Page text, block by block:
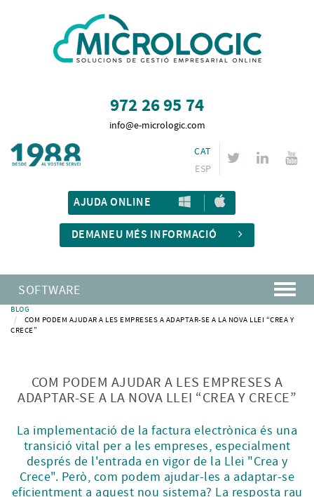
972 26 95 74
info@e-micrologic.com
CAT
ESP
AJUDA ONLINE
DEMANEU MÉS INFORMACIÓ
SOFTWARE
BLOG
COM PODEM AJUDAR A LES EMPRESES A ADAPTAR-SE A LA NOVA LLEI “CREA Y
CRECE”
COM PODEM AJUDAR A LES EMPRESES A
ADAPTAR-SE A LA NOVA LLEI “CREA Y CRECE”
La implementació de la factura electrònica és una
transició vital per a les empreses, especialment
després de l'entrada en vigor de la Llei "Crea y
Crece". Però, com podem ajudar-les a adaptar-se
eficientment a aquest nou sistema? La resposta rau